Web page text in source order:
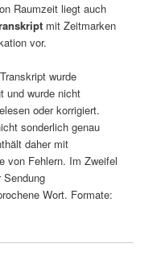
Raumzeit liegt auch
mit Zeitmarken
vor.
wurde
und wurde nicht
oder korrigiert.
sonderlich genau
daher mit
von Fehlern. Im Zweifel
Wort. Formate: